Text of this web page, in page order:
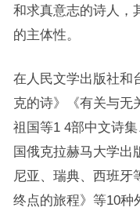
和求真意志的诗人，
的主体性。
在人民文学出版社和
克的诗》《有关与无
祖国等1 4部中文诗
国俄克拉赫马大学出
尼亚、瑞典、西班牙
终点的旅程》等10种